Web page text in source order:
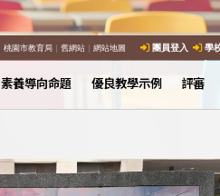
桃園市教育局｜ 舊網站｜ 網站地圖 團員登入 學
素養導向命題 優良教學示例 評審